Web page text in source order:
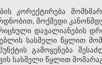
კორექტირება
მოქმედი
დავალიანების
სასმელი წყლით
გამოყენება
სასმელი წყლით